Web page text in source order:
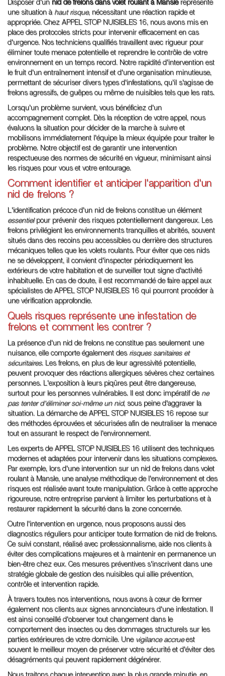
Disposer d'un nid de frelons dans volet roulant à Manslereprésente
une situation à haut risque, nécessitant une réaction rapide et
appropriée. Chez APPEL STOP NUISIBLES 16, nous avons mis en
place des protocoles stricts pour intervenir efficacement en cas
d'urgence. Nos techniciens qualifiés travaillent avec rigueur pour
éliminer toute menace potentielle et reprendre le contrôle de votre
environnement en un temps record. Notre rapidité d'intervention est
le fruit d'un entraînement intensif et d'une organisation minutieuse,
permettant de sécuriser divers types d'infestations, qu'il s'agisse de
frelons agressifs, de guêpes ou même de nuisibles tels que les rats.
Lorsqu'un problème survient, vous bénéficiez d'un
accompagnement complet. Dès la réception de votre appel, nous
évaluons la situation pour décider de la marche à suivre et
mobilisons immédiatement l'équipe la mieux équipée pour traiter le
problème. Notre objectif est de garantir une intervention
respectueuse des normes de sécurité en vigueur, minimisant ainsi
les risques pour vous et votre entourage.
Comment identifier et anticiper l'apparition d'un
nid de frelons ?
L'identification précoce d'un nid de frelons constitue un élément
essentielpour prévenir des risques potentiellement dangereux. Les
frelons privilégient les environnements tranquilles et abrités, souvent
situés dans des recoins peu accessibles ou derrière des structures
mécaniques telles que les volets roulants. Pour éviter que ces nids
ne se développent, il convient d'inspecter périodiquement les
extérieurs de votre habitation et de surveiller tout signe d'activité
inhabituelle. En cas de doute, il est recommandé de faire appel aux
spécialistes de APPEL STOP NUISIBLES 16 qui pourront procéder à
une vérification approfondie.
Quels risques représente une infestation de
frelons et comment les contrer ?
La présence d'un nid de frelons ne constitue pas seulement une
nuisance, elle comporte également des risques sanitaires et
sécuritaires. Les frelons, en plus de leur agressivité potentielle,
peuvent provoquer des réactions allergiques sévères chez certaines
personnes. L'exposition à leurs piqûres peut être dangereuse,
surtout pour les personnes vulnérables. Il est donc impératif de ne
pas tenter d'éliminer soi-même un nid, sous peine d'aggraver la
situation. La démarche de APPEL STOP NUISIBLES 16 repose sur
des méthodes éprouvées et sécurisées afin de neutraliser la menace
tout en assurant le respect de l'environnement.
Les experts de APPEL STOP NUISIBLES 16 utilisent des techniques
modernes et adaptées pour intervenir dans les situations complexes.
Par exemple, lors d'une intervention sur un nid de frelons dans volet
roulant à Mansle, une analyse méthodique de l'environnement et des
risques est réalisée avant toute manipulation. Grâce à cette approche
rigoureuse, notre entreprise parvient à limiter les perturbations et à
restaurer rapidement la sécurité dans la zone concernée.
Outre l'intervention en urgence, nous proposons aussi des
diagnostics réguliers pour anticiper toute formation de nid de frelons.
Ce suivi constant, réalisé avec professionnalisme, aide nos clients à
éviter des complications majeures et à maintenir en permanence un
bien-être chez eux. Ces mesures préventives s'inscrivent dans une
stratégie globale de gestion des nuisibles qui allie prévention,
contrôle et intervention rapide.
À travers toutes nos interventions, nous avons à cœur de former
également nos clients aux signes annonciateurs d'une infestation. Il
est ainsi conseillé d'observer tout changement dans le
comportement des insectes ou des dommages structurels sur les
parties extérieures de votre domicile. Une vigilance accrueest
souvent le meilleur moyen de préserver votre sécurité et d'éviter des
désagréments qui peuvent rapidement dégénérer.